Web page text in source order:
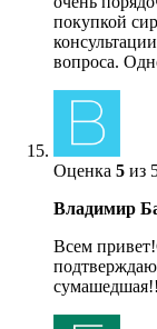
покупкой
вопроса.
Оценка 5 из
Владимир
Всем